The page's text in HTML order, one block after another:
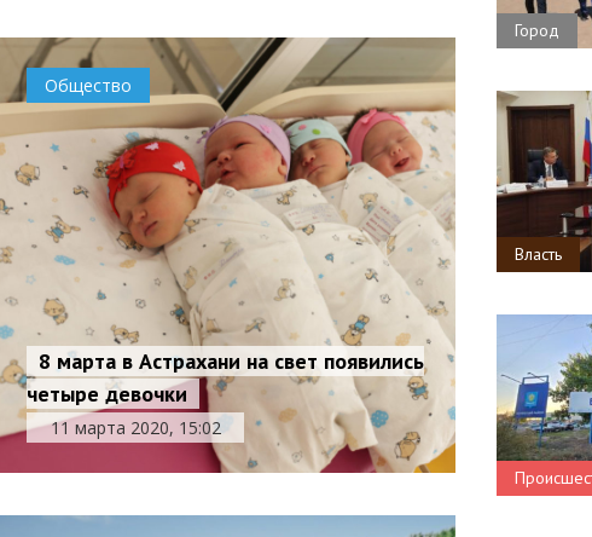
Общество
8 марта в Астрахани на свет появились
четыре девочки
11 марта 2020, 15:02
Город
Власть